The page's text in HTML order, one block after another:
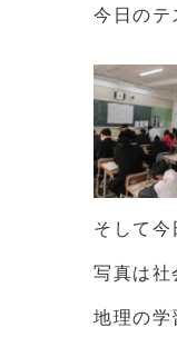
今日のテ
そして今
写真は社
地理の学